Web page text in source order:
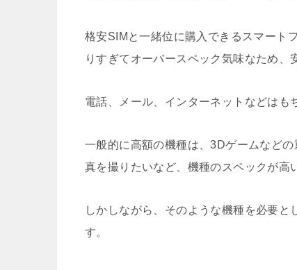
格安SIMと一緒位に購入できるスマート
りすぎてオーバースペック気味なため、
電話、メール、インターネットなどはも
一般的に高額の機種は、3Dゲームなど
真を撮りたいなど、機種のスペックが高
しかしながら、そのような機種を必要
す。